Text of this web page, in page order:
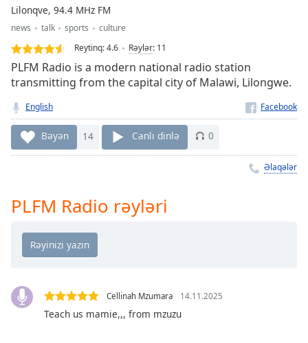
Loaded:
0.00%
Stream
TypeLIVE
Seek to
live,
behind
liveLIVE
Remaining
Time-
Playback
Chapters
Descriptions
Lilonqve, 94.4 MHz FM
news talk sports
culture
Reytinq:4.6 Rəylər: 11
PLFM Radio is a modern national radio station
transmitting from the capital city of Malawi, Lilongwe.
English
Bəyən 14 Canlı dinlə 0
Əlaqələr
PLFM Radio rəyləri
Cellinah Mzumara 14.11.2025
Teach us mamie,,, from mzuzu